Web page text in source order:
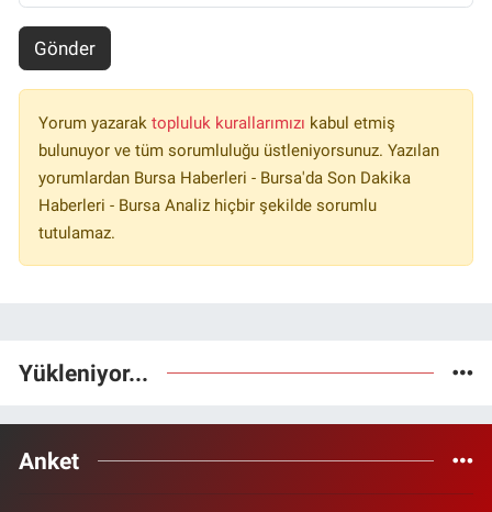
Gönder
Yorum yazarak topluluk kurallarımızı kabul etmiş
bulunuyor ve tüm sorumluluğu üstleniyorsunuz. Yazılan
yorumlardan Bursa Haberleri - Bursa'da Son Dakika
Haberleri - Bursa Analiz hiçbir şekilde sorumlu
tutulamaz.
Yükleniyor...
Anket